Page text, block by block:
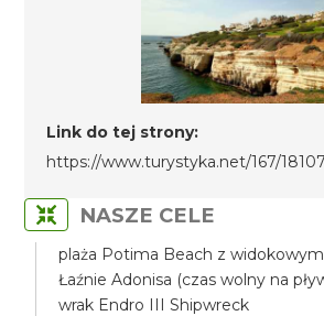
Link do tej strony:
https://www.turystyka.net/167/18107
NASZE CELE
plaża Potima Beach z
Łaźnie Adonisa (czas wolny na
wrak Endro III Shipwreck